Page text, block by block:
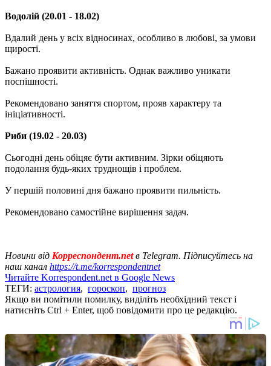
Водолій (20.01 - 18.02)
Вдалий день у всіх відносинах, особливо в любові, за умови
щирості.
Бажано проявити активність. Однак важливо уникати
поспішності.
Рекомендовано заняття спортом, прояв характеру та
ініціативності.
Риби (19.02 - 20.03)
Сьогодні день обіцяє бути активним. Зірки обіцяють
подолання будь-яких труднощів і проблем.
У першій половині дня бажано проявити пильність.
Рекомендовано самостійне вирішення задач.
Новини від Корреспондент.netв Telegram. Підписуйтесь на
наш канал https://t.me/korrespondentnet
Читайте Korrespondent.net в Google News
ТЕГИ: астрология, гороскоп, прогноз
Якщо ви помітили помилку, виділіть необхідний текст і
натисніть Ctrl + Enter, щоб повідомити про це редакцію.